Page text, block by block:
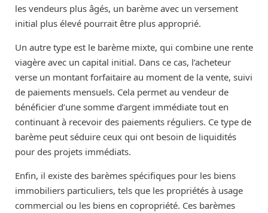
les vendeurs plus âgés, un barème avec un versement
initial plus élevé pourrait être plus approprié.
Un autre type est le barème mixte, qui combine une rente
viagère avec un capital initial. Dans ce cas, l’acheteur
verse un montant forfaitaire au moment de la vente, suivi
de paiements mensuels. Cela permet au vendeur de
bénéficier d’une somme d’argent immédiate tout en
continuant à recevoir des paiements réguliers. Ce type de
barème peut séduire ceux qui ont besoin de liquidités
pour des projets immédiats.
Enfin, il existe des barèmes spécifiques pour les biens
immobiliers particuliers, tels que les propriétés à usage
commercial ou les biens en copropriété. Ces barèmes